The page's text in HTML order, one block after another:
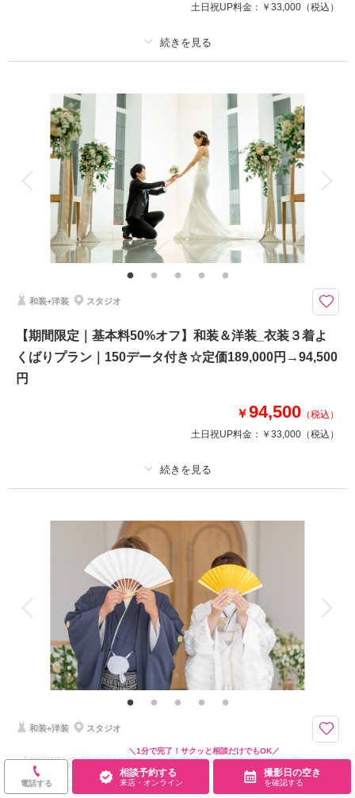
＋会食6名85,000円（提携会場により料金が異なります）
土日祝UP料金： ￥33,000 （税込）
撮影料 新郎衣装2着
着付け 小物一式
アルバム データ 150 カット 台紙付写真
衣装追加 会食 挙式
家族と撮影 家族用衣装レンタル ペットと撮影
その他含むもの
和装小物一式(懐剣・筥迫・末広・抱帯・帯締め・帯揚げ・草履・髪飾り)、
チャペル装花、スマホ撮影OK、撮影アイテム持ち込みOK、専任アテンド
＊土・日祝に撮影の場合、33,000円追加
＊キャンペーン適用なしのプランです
新潟市（新潟）
相談予約する
来店・オンライン
撮影日の空き
を確認する
和装+洋装 スタジオ
【期間限定｜基本料50%オフ】和装＆洋装_衣装３着よ
くばりプラン｜150データ付き☆定価189,000円→94,500
円
￥94,500 （税込）
土日祝UP料金： ￥33,000 （税込）
新婦衣装3着
アルバム データ 150 カット
衣装追加 会食
家族と撮影 家族用衣装レンタル ペットと撮影
その他含むもの
和装小物一式(懐剣・筥迫・末広・抱帯・帯締め・帯揚げ・草履・髪飾り)、
洋装小物一式(ネックレス・イヤリング・ベール・グローブ・ヘッドパー
ツ)、チャペル装花、スマホ撮影OK、撮影アイテム持ち込みOK、専任アテ
【2026年9月までの撮影限定】基本料金50%OFF・平日試着で衣装ランクア
ップ50%OFF
＊約150カットの全データ付き
和装+洋装 スタジオ
【期間限定基本料50%オフ】和装＆洋装_衣装３着よく
ばりプラン｜150データ＆アルバム付☆定価219,000円→
＼1分で完了！サクッと相談だけでもOK／
電話する
相談予約する
来店・オンライン
撮影日の空き
を確認する